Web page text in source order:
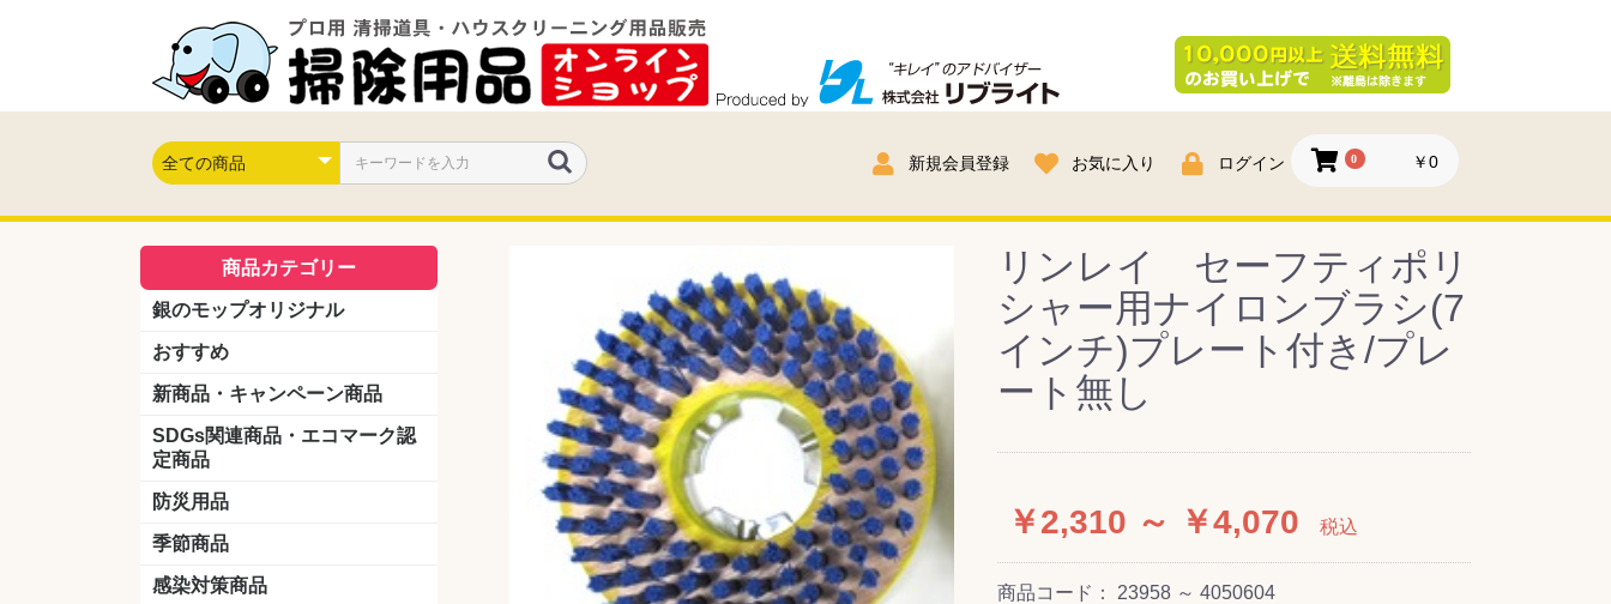
新規会員登録 お気に入り ログイン 0 ￥0
商品カテゴリー
銀のモップオリジナル
おすすめ
新商品・キャンペーン商品
キャンペーン商品
新製品
SDGs関連商品・エコマーク認
定商品
防災用品
季節商品
感染対策商品
リンレイ セーフティポリ
シャー用ナイロンブラシ(7
インチ)プレート付き/プレ
ート無し
￥2,310 ～ ￥4,070 税込
商品コード： 23958 ～ 4050604